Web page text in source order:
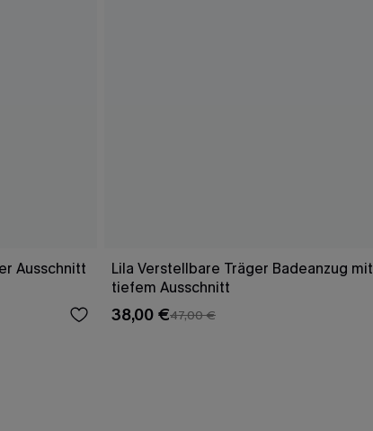
Ausschnitt
Lila Verstellbare Träger Badeanzug mit
tiefem Ausschnitt
38,00 €47,00 €